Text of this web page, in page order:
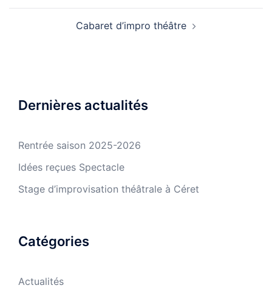
Cabaret d’impro théâtre
Dernières actualités
Rentrée saison 2025-2026
Idées reçues Spectacle
Stage d’improvisation théâtrale à Céret
Catégories
Actualités